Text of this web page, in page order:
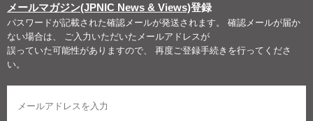
メールマガジン(JPNIC News & Views)登録
パスワードが記載された確認メールが発送されます。 確認メールが届か
ない場合は、 ご入力いただいたメールアドレスが
誤っていた可能性がありますので、 再度ご登録手続きを行ってくださ
い。